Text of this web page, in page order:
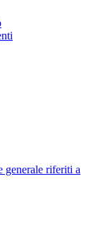
generale riferiti a